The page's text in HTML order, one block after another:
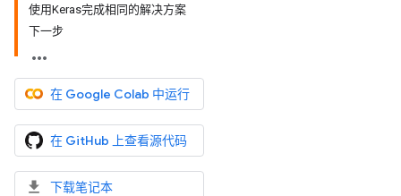
使用Keras完成相同的解决方案
下一步
在 Google Colab 中运行
在 GitHub 上查看源代码
下载笔记本